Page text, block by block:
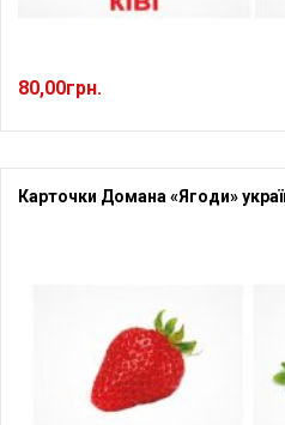
80,00грн.
Карточки Домана «Ягоди»